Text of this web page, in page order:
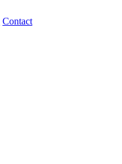
Contact